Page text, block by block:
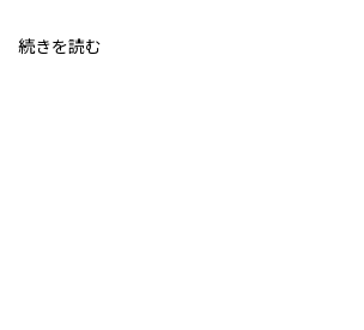
続きを読む